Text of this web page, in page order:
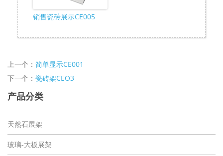
销售瓷砖展示CE005
上一个： 简单显示CE001
下一个： 瓷砖架CEO3
产品分类
天然石展架
玻璃-大板展架